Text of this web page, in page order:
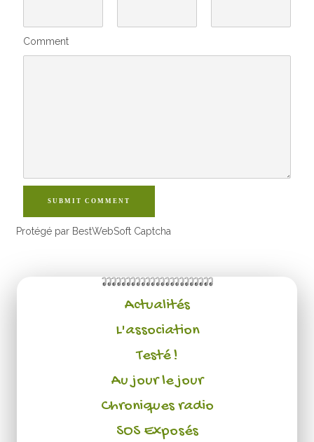
Comment
SUBMIT COMMENT
Protégé par BestWebSoft Captcha
Actualités
L'association
Testé !
Au jour le jour
Chroniques radio
SOS Exposés